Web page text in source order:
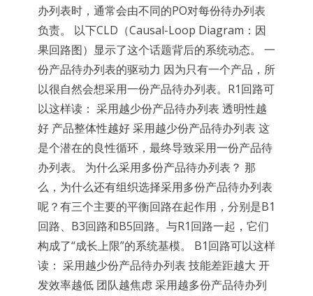
办列表时，通常会由不同的PO对每份待办列表
负责。 以下CLD（Causal-Loop Diagram：因
果回路图）显示了这个话题背后的系统动态。 一
份产品待办列表的驱动力 因为只有一个产品，所
以很自然会想采用一份产品待办列表。R1回路可
以这样读： 采用越少份产品待办列表 透明性越
好 产品整体性越好 采用越少份产品待办列表 这
是个潜在的良性循环，最终导致采用一份产品待
办列表。 为什么采用多份产品待办列表？ 那
么，为什么还有组织选择采用多份产品待办列表
呢？有三个主要的平衡回路在起作用，分别是B1
回路、B3回路和B5回路。与R1回路一起，它们
构成了“成长上限”的系统基模。 B1回路可以这样
读： 采用越少份产品待办列表 技能差距越大 开
发效率越低 团队越焦虑 采用越多份产品待办列